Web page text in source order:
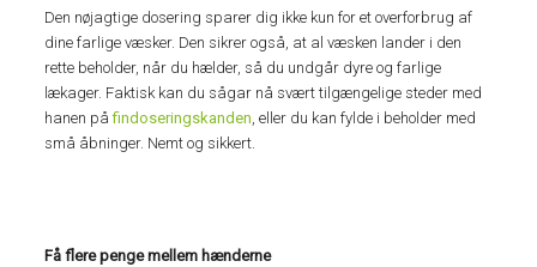
Den nøjagtige dosering sparer dig ikke kun for et overforbrug af
dine farlige væsker. Den sikrer også, at al væsken lander i den
rette beholder, når du hælder, så du undgår dyre og farlige
lækager. Faktisk kan du sågar nå svært tilgængelige steder med
hanen påfindoseringskanden, eller du kan fylde i beholder med
små åbninger. Nemt og sikkert.
Få flere penge mellem hænderne